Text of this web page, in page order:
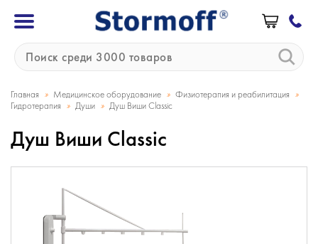
Главная » Медицинское оборудование » Физиотерапия и реабилитация »
Гидротерапия » Души » Душ Виши Classic
Душ Виши Classic